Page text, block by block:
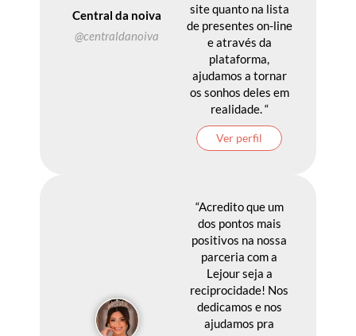
Central da noiva
@centraldanoiva
site quanto na lista
de presentes on-line
e através da
plataforma,
ajudamos a tornar
os sonhos deles em
realidade. “
Ver perfil
“Acredito que um
dos pontos mais
positivos na nossa
parceria com a
Lejour seja a
reciprocidade! Nos
dedicamos e nos
ajudamos pra